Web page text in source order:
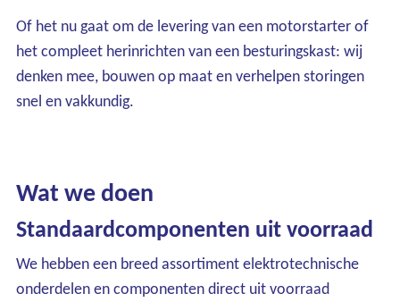
Of het nu gaat om de levering van een motorstarter of
het compleet herinrichten van een besturingskast: wij
denken mee, bouwen op maat en verhelpen storingen
snel en vakkundig.
Wat we doen
Standaardcomponenten uit voorraad
We hebben een breed assortiment elektrotechnische
onderdelen en componenten direct uit voorraad